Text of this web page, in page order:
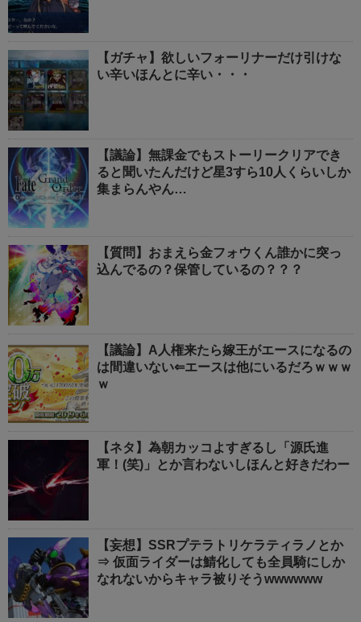
【ガチャ】欲しいフォーリナーだけ引けな
い辛いほんとに辛い・・・
【議論】無課金でもストーリークリアでき
ると聞いたんだけど星3すら10人くらいしか
集まらんやん…
【質問】おまえら金フォウくん誰かに突っ
込んでるの？保管しているの？？？
【議論】A人権来たら嫁王がエースになるの
は間違いない⇐エースは他にいるだろｗｗｗ
ｗ
【ネタ】為朝カッコよすぎるし「源氏進
軍！(笑)」とか言わないしほんと好きだわー
【妄想】SSRプテラトリケラティラノとか
⇒ 仮面ライダーは鯖化しても全員騎にしか
なれないからキャラ被りそうwwwwww